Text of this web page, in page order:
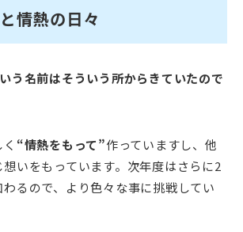
情熱の日々
う名前はそういう所からきていたので
“情熱をもって”作っていますし、他
いをもっています。次年度はさらに2
るので、より色々な事に挑戦してい